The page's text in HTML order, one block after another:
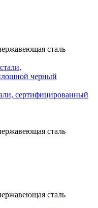
сталь
сертифицированный
сталь
сталь